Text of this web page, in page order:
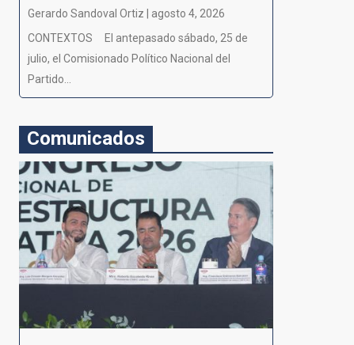
Gerardo Sandoval Ortiz | agosto 4, 2026
CONTEXTOS El antepasado sábado, 25 de
julio, el Comisionado Político Nacional del
Partido...
Comunicados